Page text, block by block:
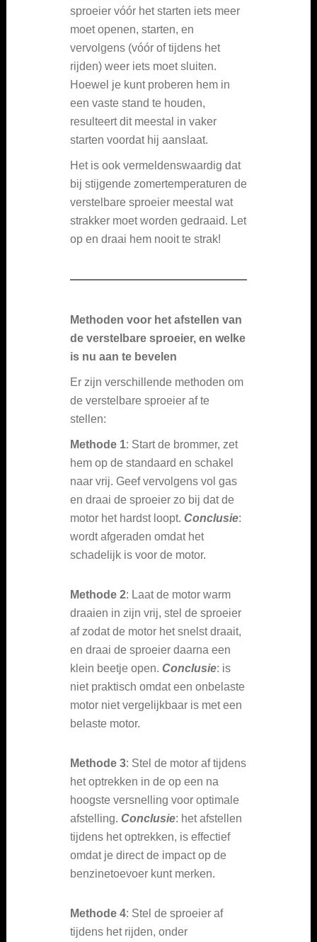
sproeier vóór het starten iets meer
moet openen, starten, en
vervolgens (vóór of tijdens het
rijden) weer iets moet sluiten.
Hoewel je kunt proberen hem in
een vaste stand te houden,
resulteert dit meestal in vaker
starten voordat hij aanslaat.
Het is ook vermeldenswaardig dat
bij stijgende zomertemperaturen de
verstelbare sproeier meestal wat
strakker moet worden gedraaid. Let
op en draai hem nooit te strak!
Methoden voor het afstellen van
de verstelbare sproeier, en welke
is nu aan te bevelen
Er zijn verschillende methoden om
de verstelbare sproeier af te
stellen:
Methode 1: Start de brommer, zet
hem op de standaard en schakel
naar vrij. Geef vervolgens vol gas
en draai de sproeier zo bij dat de
motor het hardst loopt. Conclusie:
wordt afgeraden omdat het
schadelijk is voor de motor.
Methode 2: Laat de motor warm
draaien in zijn vrij, stel de sproeier
af zodat de motor het snelst draait,
en draai de sproeier daarna een
klein beetje open. Conclusie: is
niet praktisch omdat een onbelaste
motor niet vergelijkbaar is met een
belaste motor.
Methode 3: Stel de motor af tijdens
het optrekken in de op een na
hoogste versnelling voor optimale
afstelling. Conclusie: het afstellen
tijdens het optrekken, is effectief
omdat je direct de impact op de
benzinetoevoer kunt merken.
Methode 4: Stel de sproeier af
tijdens het rijden, onder